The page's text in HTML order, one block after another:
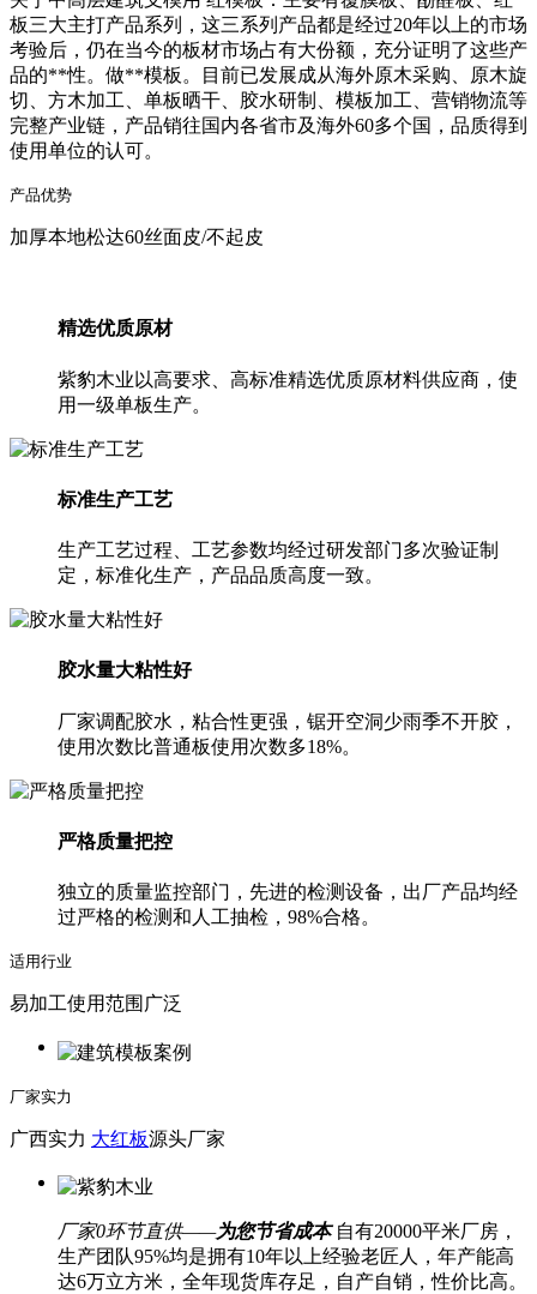
板三大主打产品系列，这三系列产品都是经过20年以上的市场
考验后，仍在当今的板材市场占有大份额，充分证明了这些产
品的**性。做**模板。目前已发展成从海外原木采购、原木旋
切、方木加工、单板晒干、胶水研制、模板加工、营销物流等
完整产业链，产品销往国内各省市及海外60多个国，品质得到
使用单位的认可。
产品优势
加厚本地松达60丝面皮/不起皮
精选优质原材
紫豹木业以高要求、高标准精选优质原材料供应商，使
用一级单板生产。
标准生产工艺
生产工艺过程、工艺参数均经过研发部门多次验证制
定，标准化生产，产品品质高度一致。
胶水量大粘性好
厂家调配胶水，粘合性更强，锯开空洞少雨季不开胶，
使用次数比普通板使用次数多18%。
严格质量把控
独立的质量监控部门，先进的检测设备，出厂产品均经
过严格的检测和人工抽检，98%合格。
适用行业
易加工使用范围广泛
厂家实力
广西实力 大红板源头厂家
厂家0环节直供——为您节省成本 自有20000平米厂房，
生产团队95%均是拥有10年以上经验老匠人，年产能高
达6万立方米，全年现货库存足，自产自销，性价比高。